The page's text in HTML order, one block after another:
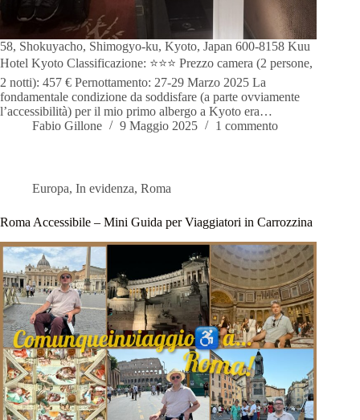
58, Shokuyacho, Shimogyo-ku, Kyoto, Japan 600-8158 Kuu
Hotel Kyoto Classificazione: ⭐️⭐️⭐️ Prezzo camera (2 persone,
2 notti): 457 € Pernottamento: 27-29 Marzo 2025 La
fondamentale condizione da soddisfare (a parte ovviamente
l’accessibilità) per il mio primo albergo a Kyoto era…
Fabio Gillone
9 Maggio 2025 1 commento
Europa, In evidenza, Roma
Roma Accessibile – Mini Guida per Viaggiatori in Carrozzina